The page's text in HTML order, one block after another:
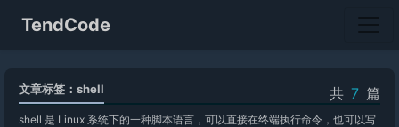
TendCode
共 7 篇
文章标签：shell
shell 是 Linux 系统下的一种脚本语言，可以直接在终端执行命令，也可以写